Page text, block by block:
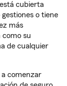
está cubierta
o tiene
más
como su
de cualquier
comenzar